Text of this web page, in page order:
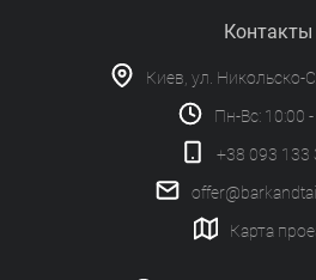
Контакты
Киев, ул. Никольско-
Пн-Вс: 10:00
+38 093 133
Карта